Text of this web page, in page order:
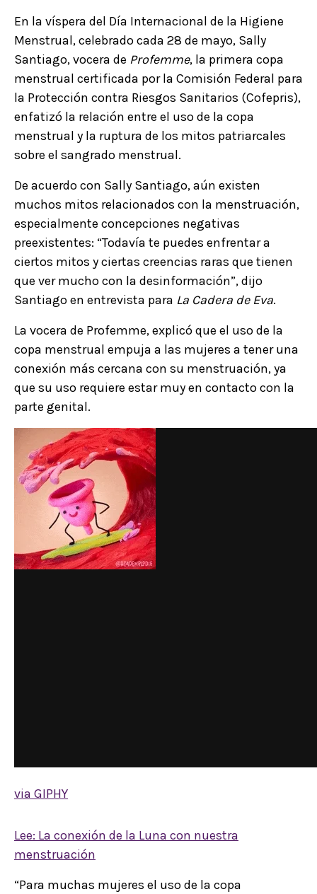
En la víspera del Día Internacional de la Higiene
Menstrual, celebrado cada 28 de mayo, Sally
Santiago, vocera de Profemme, la primera copa
menstrual certificada por la Comisión Federal para
la Protección contra Riesgos Sanitarios (Cofepris),
enfatizó la relación entre el uso de la copa
menstrual y la ruptura de los mitos patriarcales
sobre el sangrado menstrual.
De acuerdo con Sally Santiago, aún existen
muchos mitos relacionados con la menstruación,
especialmente concepciones negativas
preexistentes: “Todavía te puedes enfrentar a
ciertos mitos y ciertas creencias raras que tienen
que ver mucho con la desinformación”, dijo
Santiago en entrevista para La Cadera de Eva.
La vocera de Profemme, explicó que el uso de la
copa menstrual empuja a las mujeres a tener una
conexión más cercana con su menstruación, ya
que su uso requiere estar muy en contacto con la
parte genital.
via GIPHY
Lee: La conexión de la Luna con nuestra
menstruación
“Para muchas mujeres el uso de la copa